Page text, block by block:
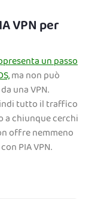
VPN per
un passo
ma non può
una VPN.
tutto il traffico
a chiunque cerchi
offre nemmeno
PIA VPN.